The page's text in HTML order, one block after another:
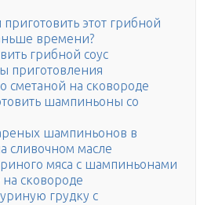
этот грибной
времени?
грибной соус
приготовления
сметаной на сковороде
шампиньоны со
шампиньонов в
сливочном масле
мяса с шампиньонами
на сковороде
грудку с